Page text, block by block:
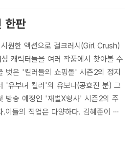
한판
원한 액션으로 걸크러시(Girl Crush)
캐릭터들을 여러 작품에서 찾아볼 수
벗은 '킬러들의 쇼핑몰' 시즌2의 정지
'유부녀 킬러'의 유보나(공효진 분) 그
방송 예정인 '재벌X형사' 시즌2의 주
.이들의 직업은 다양하다. 김혜준이 연